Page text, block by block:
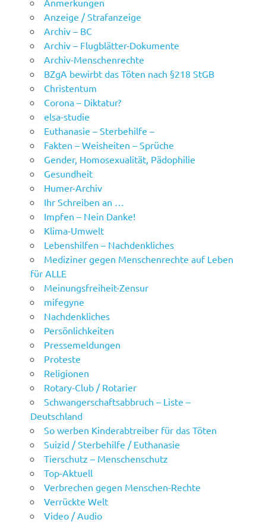
Anzeige / Strafanzeige
Archiv – BC
Archiv – Flugblätter-Dokumente
Archiv-Menschenrechte
BZgA bewirbt das Töten nach §218 StGB
Christentum
Corona – Diktatur?
elsa-studie
Euthanasie – Sterbehilfe –
Fakten – Weisheiten – Sprüche
Gender, Homosexualität, Pädophilie
Gesundheit
Humer-Archiv
Ihr Schreiben an …
Impfen – Nein Danke!
Klima-Umwelt
Lebenshilfen – Nachdenkliches
Mediziner gegen Menschenrechte auf Leben
für ALLE
Meinungsfreiheit-Zensur
mifegyne
Nachdenkliches
Persönlichkeiten
Pressemeldungen
Proteste
Religionen
Rotary-Club / Rotarier
Schwangerschaftsabbruch – Liste –
Deutschland
So werben Kinderabtreiber für das Töten
Suizid / Sterbehilfe / Euthanasie
Tierschutz – Menschenschutz
Top-Aktuell
Verbrechen gegen Menschen-Rechte
Verrückte Welt
Video / Audio